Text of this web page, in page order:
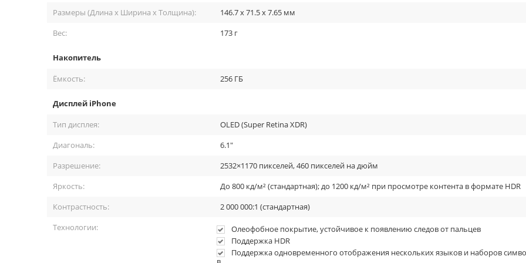
Обновлённые камеры по диагонали
Основные камеры не просто разместили по диагонали, но и полностью обновили их. Теперь объективы улавливают на 47 %
стабилизацией изображения сдвигом матрицы. Теперь вы получите снимки ещё чётче, качественнее и реалистичнее.
камера также стала лучше и поддерживает режим «киноэффект», фотографические стили, Dolby Vision HDR, Smart HDR 4, Deep
Размеры (Длина x Ширина x Толщина):
146.7 x 71.5 x 7.65 мм
Вес:
173 г
Накопитель
Ёмкость:
256 ГБ
Дисплей iPhone
Тип дисплея:
OLED (Super Retina XDR)
Диагональ:
6.1"
Разрешение:
2532×1170 пикселей, 460 пикселей на дюйм
Яркость:
До 800 кд/м² (стандартная); до 1200 кд/м² при просмотре контента в формате HDR
Контрастность:
2 000 000:1 (стандартная)
Технологии:
Олеофобное покрытие, устойчивое к появлению следов от пальцев
Поддержка HDR
Поддержка одновременного отображения нескольких языков и наборов